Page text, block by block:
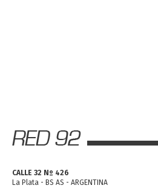
CALLE 32 Nº 426
La Plata - BS AS - ARGENTINA